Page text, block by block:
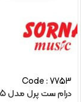
Code : 7753
درام ست پرل مدل EXX725BR-C735